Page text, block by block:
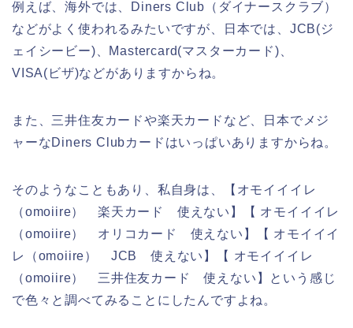
例えば、海外では、Diners Club（ダイナースクラブ）
などがよく使われるみたいですが、日本では、JCB(ジ
ェイシービー)、Mastercard(マスターカード)、
VISA(ビザ)などがありますからね。
また、三井住友カードや楽天カードなど、日本でメジ
ャーなDiners Clubカードはいっぱいありますからね。
そのようなこともあり、私自身は、【オモイイイレ
（omoiire） 楽天カード 使えない】【 オモイイイレ
（omoiire） オリコカード 使えない】【 オモイイイ
レ（omoiire） JCB 使えない】【 オモイイイレ
（omoiire） 三井住友カード 使えない】という感じ
で色々と調べてみることにしたんですよね。